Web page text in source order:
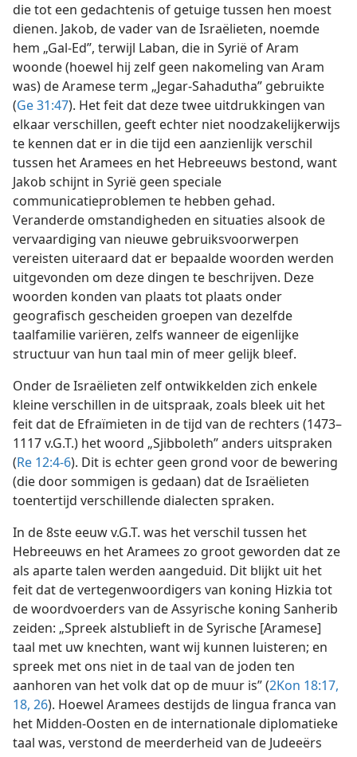
die tot een gedachtenis of getuige tussen hen moest
dienen. Jakob, de vader van de Israëlieten, noemde
hem „Gal-Ed”, terwijl Laban, die in Syrië of Aram
woonde (hoewel hij zelf geen nakomeling van Aram
was) de Aramese term „Jegar-Sahadutha” gebruikte
(Ge 31:47). Het feit dat deze twee uitdrukkingen van
elkaar verschillen, geeft echter niet noodzakelijkerwijs
te kennen dat er in die tijd een aanzienlijk verschil
tussen het Aramees en het Hebreeuws bestond, want
Jakob schijnt in Syrië geen speciale
communicatieproblemen te hebben gehad.
Veranderde omstandigheden en situaties alsook de
vervaardiging van nieuwe gebruiksvoorwerpen
vereisten uiteraard dat er bepaalde woorden werden
uitgevonden om deze dingen te beschrijven. Deze
woorden konden van plaats tot plaats onder
geografisch gescheiden groepen van dezelfde
taalfamilie variëren, zelfs wanneer de eigenlijke
structuur van hun taal min of meer gelijk bleef.
Onder de Israëlieten zelf ontwikkelden zich enkele
kleine verschillen in de uitspraak, zoals bleek uit het
feit dat de Efraïmieten in de tijd van de rechters (1473–
1117 v.G.T.) het woord „Sjibboleth” anders uitspraken
(Re 12:4-6). Dit is echter geen grond voor de bewering
(die door sommigen is gedaan) dat de Israëlieten
toentertijd verschillende dialecten spraken.
In de 8ste eeuw v.G.T. was het verschil tussen het
Hebreeuws en het Aramees zo groot geworden dat ze
als aparte talen werden aangeduid. Dit blijkt uit het
feit dat de vertegenwoordigers van koning Hizkia tot
de woordvoerders van de Assyrische koning Sanherib
zeiden: „Spreek alstublieft in de Syrische [Aramese]
taal met uw knechten, want wij kunnen luisteren; en
spreek met ons niet in de taal van de joden ten
aanhoren van het volk dat op de muur is” (2Kon 18:17,
18, 26). Hoewel Aramees destijds de lingua franca van
het Midden-Oosten en de internationale diplomatieke
taal was, verstond de meerderheid van de Judeeërs